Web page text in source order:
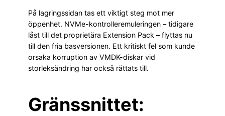
På lagringssidan tas ett viktigt steg mot mer
öppenhet. NVMe-kontrolleremuleringen – tidigare
låst till det proprietära Extension Pack – flyttas nu
till den fria basversionen. Ett kritiskt fel som kunde
orsaka korruption av VMDK-diskar vid
storleksändring har också rättats till.
Gränssnittet: